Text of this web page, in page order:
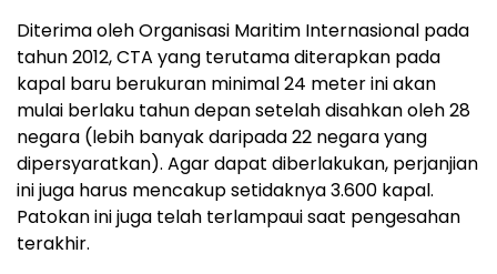
Diterima oleh Organisasi Maritim Internasional pada
tahun 2012, CTA yang terutama diterapkan pada
kapal baru berukuran minimal 24 meter ini akan
mulai berlaku tahun depan setelah disahkan oleh 28
negara (lebih banyak daripada 22 negara yang
dipersyaratkan). Agar dapat diberlakukan, perjanjian
ini juga harus mencakup setidaknya 3.600 kapal.
Patokan ini juga telah terlampaui saat pengesahan
terakhir.